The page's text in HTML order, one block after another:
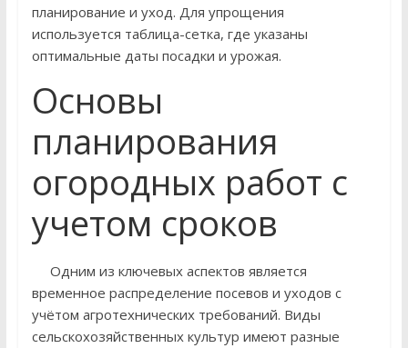
планирование и уход. Для упрощения
используется таблица-сетка, где указаны
оптимальные даты посадки и урожая.
Основы
планирования
огородных работ с
учетом сроков
Одним из ключевых аспектов является
временное распределение посевов и уходов с
учётом агротехнических требований. Виды
сельскохозяйственных культур имеют разные